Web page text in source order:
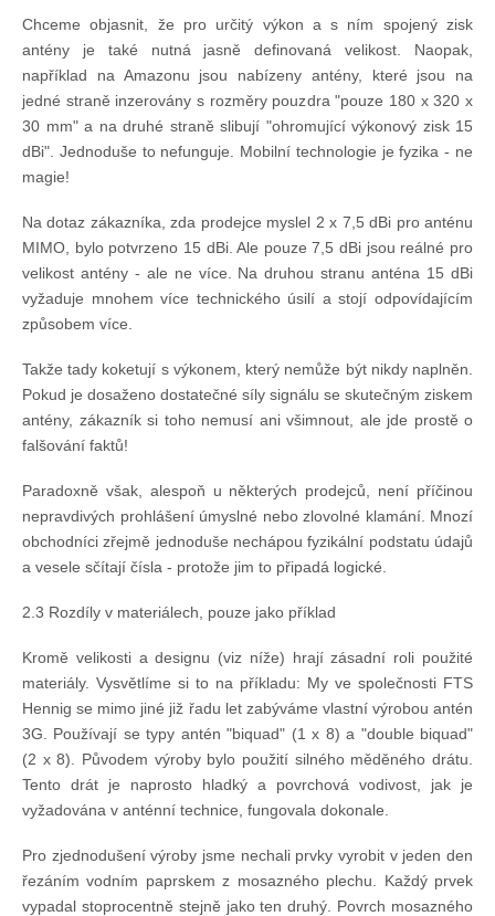
Chceme objasnit, že pro určitý výkon a s ním spojený zisk
antény je také nutná jasně definovaná velikost. Naopak,
například na Amazonu jsou nabízeny antény, které jsou na
jedné straně inzerovány s rozměry pouzdra "pouze 180 x 320 x
30 mm" a na druhé straně slibují "ohromující výkonový zisk 15
dBi". Jednoduše to nefunguje. Mobilní technologie je fyzika - ne
magie!
Na dotaz zákazníka, zda prodejce myslel 2 x 7,5 dBi pro anténu
MIMO, bylo potvrzeno 15 dBi. Ale pouze 7,5 dBi jsou reálné pro
velikost antény - ale ne více. Na druhou stranu anténa 15 dBi
vyžaduje mnohem více technického úsilí a stojí odpovídajícím
způsobem více.
Takže tady koketují s výkonem, který nemůže být nikdy naplněn.
Pokud je dosaženo dostatečné síly signálu se skutečným ziskem
antény, zákazník si toho nemusí ani všimnout, ale jde prostě o
falšování faktů!
Paradoxně však, alespoň u některých prodejců, není příčinou
nepravdivých prohlášení úmyslné nebo zlovolné klamání. Mnozí
obchodníci zřejmě jednoduše nechápou fyzikální podstatu údajů
a vesele sčítají čísla - protože jim to připadá logické.
2.3 Rozdíly v materiálech, pouze jako příklad
Kromě velikosti a designu (viz níže) hrají zásadní roli použité
materiály. Vysvětlíme si to na příkladu: My ve společnosti FTS
Hennig se mimo jiné již řadu let zabýváme vlastní výrobou antén
3G. Používají se typy antén "biquad" (1 x 8) a "double biquad"
(2 x 8). Původem výroby bylo použití silného měděného drátu.
Tento drát je naprosto hladký a povrchová vodivost, jak je
vyžadována v anténní technice, fungovala dokonale.
Pro zjednodušení výroby jsme nechali prvky vyrobit v jeden den
řezáním vodním paprskem z mosazného plechu. Každý prvek
vypadal stoprocentně stejně jako ten druhý. Povrch mosazného